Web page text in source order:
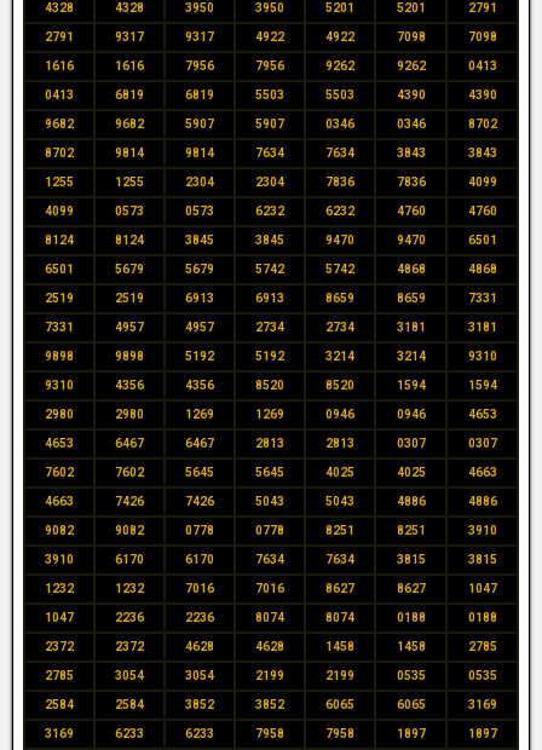
4328 4328 3950 3950 5201 5201 2791
2791 9317 9317 4922 4922 7098 7098
1616 1616 7956 7956 9262 9262 0413
0413 6819 6819 5503 5503 4390 4390
9682 9682 5907 5907 0346 0346 8702
8702 9814 9814 7634 7634 3843 3843
1255 1255 2304 2304 7836 7836 4099
4099 0573 0573 6232 6232 4760 4760
8124 8124 3845 3845 9470 9470 6501
6501 5679 5679 5742 5742 4868 4868
2519 2519 6913 6913 8659 8659 7331
7331 4957 4957 2734 2734 3181 3181
9898 9898 5192 5192 3214 3214 9310
9310 4356 4356 8520 8520 1594 1594
2980 2980 1269 1269 0946 0946 4653
4653 6467 6467 2813 2813 0307 0307
7602 7602 5645 5645 4025 4025 4663
4663 7426 7426 5043 5043 4886 4886
9082 9082 0778 0778 8251 8251 3910
3910 6170 6170 7634 7634 3815 3815
1232 1232 7016 7016 8627 8627 1047
1047 2236 2236 8074 8074 0188 0188
2372 2372 4628 4628 1458 1458 2785
2785 3054 3054 2199 2199 0535 0535
2584 2584 3852 3852 6065 6065 3169
3169 6233 6233 7958 7958 1897 1897